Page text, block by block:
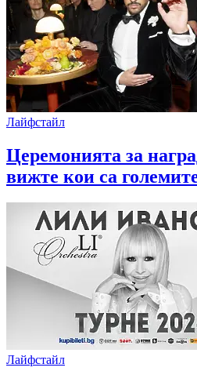
Лайфстайл
Церемонията за
вижте кои са
Лайфстайл